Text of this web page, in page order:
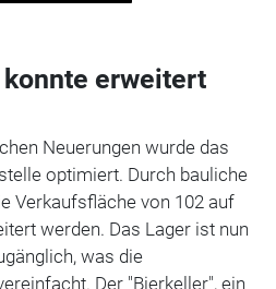
erweitert
Neuerungen wurde das
optimiert. Durch bauliche
Verkaufsfläche von 102 auf
werden. Das Lager ist nun
was die
Der "Bierkeller", ein